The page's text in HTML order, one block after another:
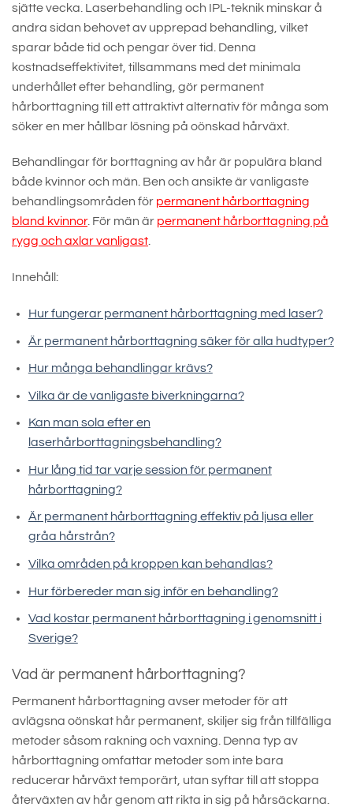
sjätte vecka. Laserbehandling och IPL-teknik minskar å
andra sidan behovet av upprepad behandling, vilket
sparar både tid och pengar över tid. Denna
kostnadseffektivitet, tillsammans med det minimala
underhållet efter behandling, gör permanent
hårborttagning till ett attraktivt alternativ för många som
söker en mer hållbar lösning på oönskad hårväxt.
Behandlingar för borttagning av hår är populära bland
både kvinnor och män. Ben och ansikte är vanligaste
behandlingsområden för permanent hårborttagning
bland kvinnor. För män är permanent hårborttagning på
rygg och axlar vanligast.
Innehåll:
Hur fungerar permanent hårborttagning med laser?
Är permanent hårborttagning säker för alla hudtyper?
Hur många behandlingar krävs?
Vilka är de vanligaste biverkningarna?
Kan man sola efter en
laserhårborttagningsbehandling?
Hur lång tid tar varje session för permanent
hårborttagning?
Är permanent hårborttagning effektiv på ljusa eller
gråa hårstrån?
Vilka områden på kroppen kan behandlas?
Hur förbereder man sig inför en behandling?
Vad kostar permanent hårborttagning i genomsnitt i
Sverige?
Vad är permanent hårborttagning?
Permanent hårborttagning avser metoder för att
avlägsna oönskat hår permanent, skiljer sig från tillfälliga
metoder såsom rakning och vaxning. Denna typ av
hårborttagning omfattar metoder som inte bara
reducerar hårväxt temporärt, utan syftar till att stoppa
återväxten av hår genom att rikta in sig på hårsäckarna.